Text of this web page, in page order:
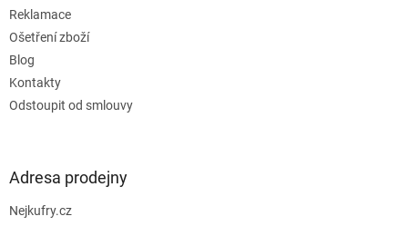
Reklamace
Ošetření zboží
Blog
Kontakty
Odstoupit od smlouvy
Adresa prodejny
Nejkufry.cz